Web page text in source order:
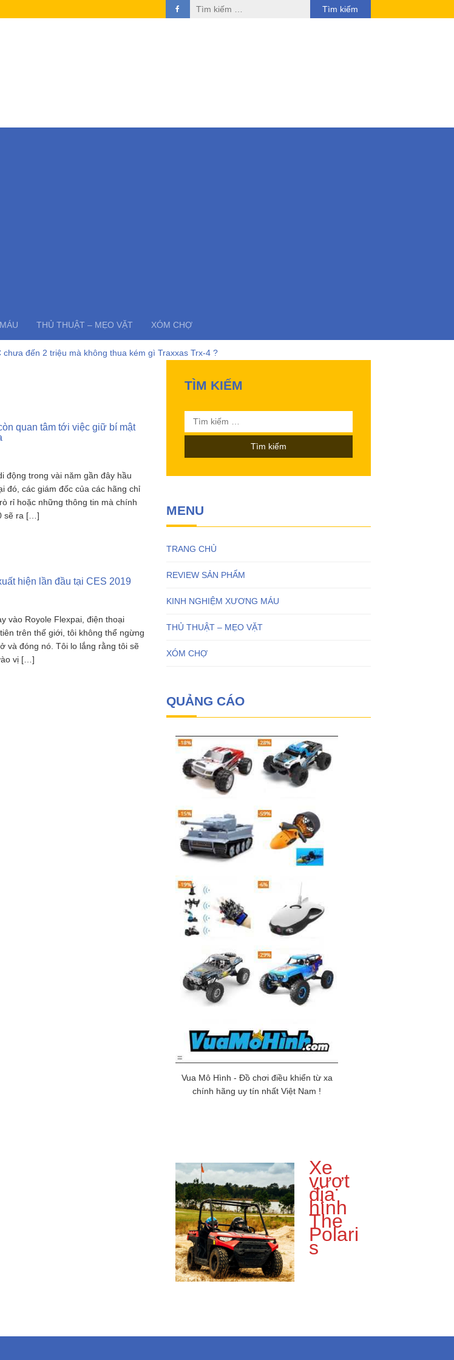
Tìm
kiếm
THỦ THUẬT – MẸO VẶT XÓM CHỢ
đến 2 triệu mà không thua kém gì Traxxas Trx-4 ?
còn đáng mua khi SR65 đã quá bá đạo?
liệu có nên mua siêu phẩm xe drift SCY16303 này ?
kinh nghiệm toàn tập cho người mới chơi mô hình điều khiển từ xa!
quan tâm tới việc giữ bí mật
động trong vài năm gần đây hầu
đó, các giám đốc của các hãng chỉ
rỉ hoặc những thông tin mà chính
sẽ ra […]
hiện lần đầu tại CES 2019
vào Royole Flexpai, điện thoại
trên thế giới, tôi không thể ngừng
và đóng nó. Tôi lo lắng rằng tôi sẽ
vị […]
TÌM KIẾM
Tìm
kiếm
MENU
TRANG CHỦ
REVIEW SẢN PHẨM
KINH NGHIỆM XƯƠNG MÁU
THỦ THUẬT – MẸO VẶT
XÓM CHỢ
QUẢNG CÁO
Vua Mô Hình - Đồ chơi điều khiển từ xa
chính hãng uy tín nhất Việt Nam !
Xe
vượt
địa
hình
The
Polari
s